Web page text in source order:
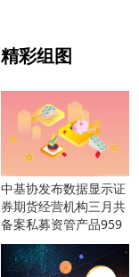
精彩组图
中基协发布数据显示证
券期货经营机构三月共
备案私募资管产品959
只